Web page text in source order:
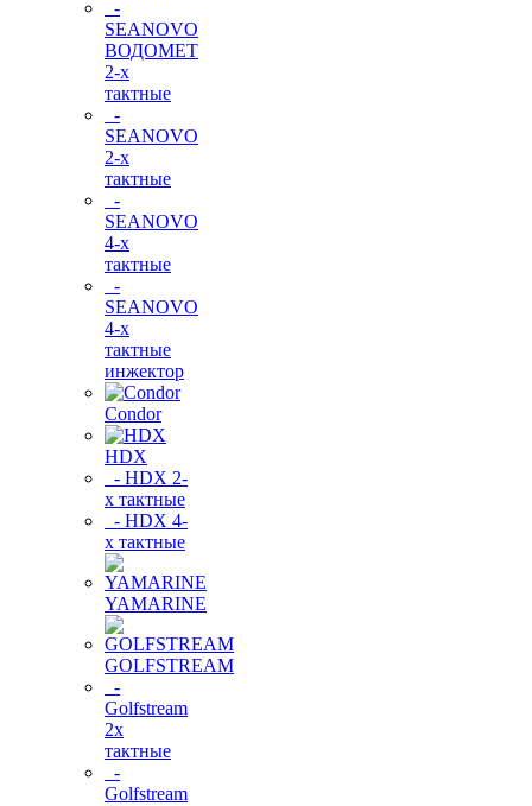
-
SEANOVO
ВОДОМЕТ
2-х
тактные
-
SEANOVO
2-х
тактные
-
SEANOVO
4-х
тактные
-
SEANOVO
4-х
тактные
инжектор
Condor
HDX
- HDX 2-
х тактные
- HDX 4-
х тактные
YAMARINE
GOLFSTREAM
-
Golfstream
2х
тактные
-
Golfstream